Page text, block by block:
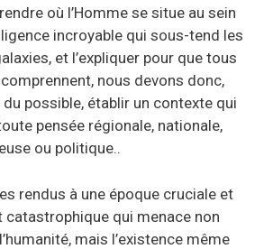
où l’Homme se situe au sein
incroyable qui sous-tend les
et l’expliquer pour que tous
nous devons donc,
possible, établir un contexte qui
pensée régionale, nationale,
ou politique..
rendus à une époque cruciale et
qui menace non
mais l’existence même